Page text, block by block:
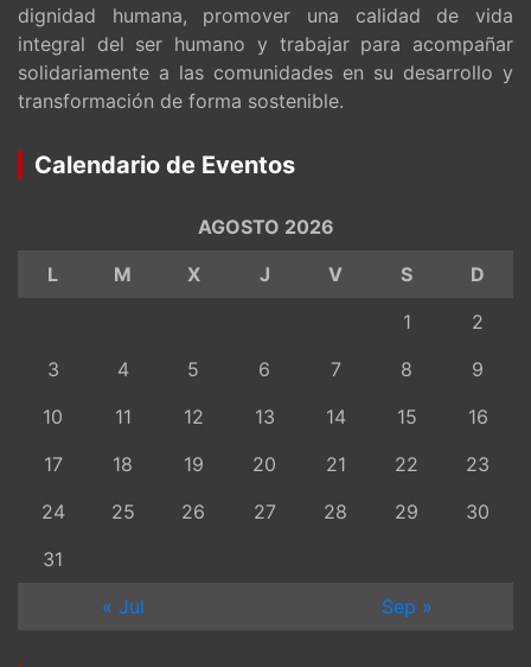
dignidad humana, promover una calidad de vida
integral del ser humano y trabajar para acompañar
solidariamente a las comunidades en su desarrollo y
transformación de forma sostenible.
Calendario de Eventos
AGOSTO 2026
L
M X J V S
D
1
2
3
4 5 6 7 8
9
10
11 12 13 14 15
16
17
18 19 20 21 22
23
24
25 26 27 28 29
30
31
« Jul
Sep »